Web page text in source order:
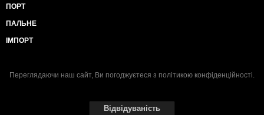
ПОРТ
ПАЛЬНЕ
ІМПОРТ
Переглядаючи наш сайт, Ви погоджуєтеся з політикою конфіденційності.
Відвідуваність